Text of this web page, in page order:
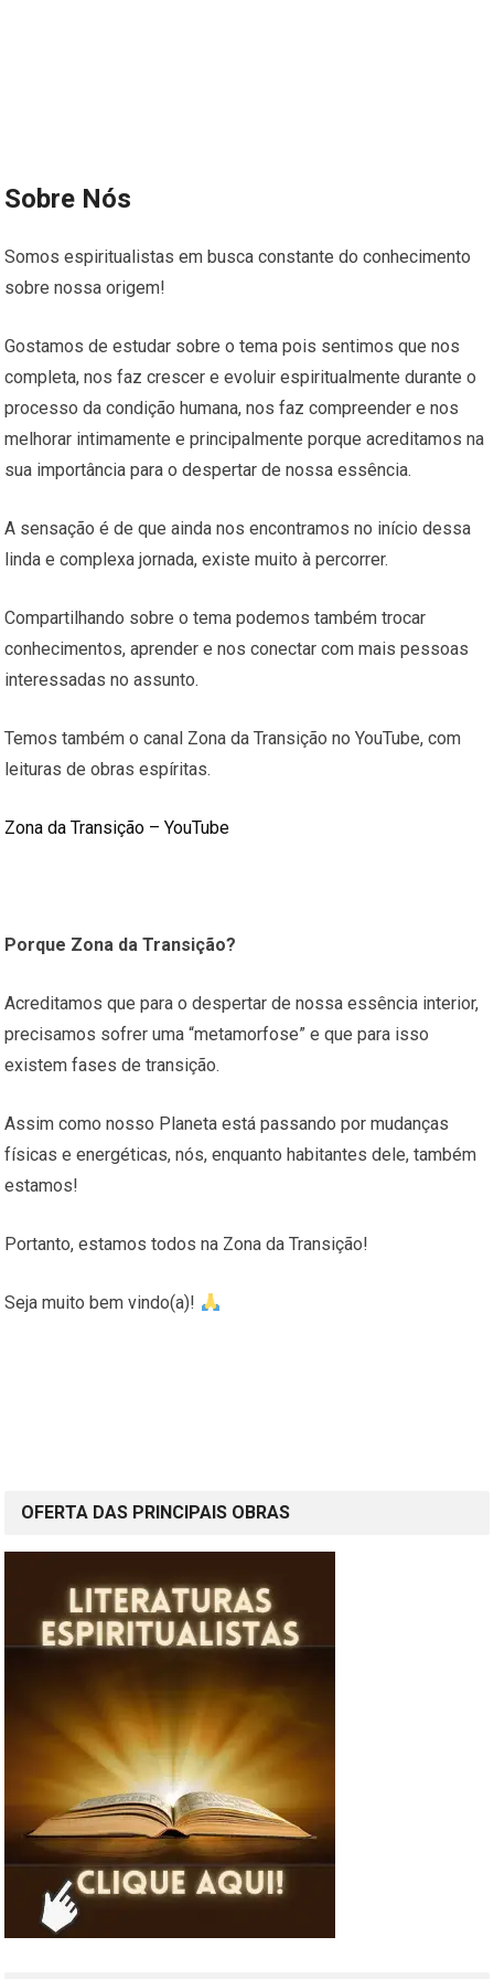
Sobre Nós
Somos espiritualistas em busca constante do conhecimento
sobre nossa origem!
Gostamos de estudar sobre o tema pois sentimos que nos
completa, nos faz crescer e evoluir espiritualmente durante o
processo da condição humana, nos faz compreender e nos
melhorar intimamente e principalmente porque acreditamos na
sua importância para o despertar de nossa essência.
A sensação é de que ainda nos encontramos no início dessa
linda e complexa jornada, existe muito à percorrer.
Compartilhando sobre o tema podemos também trocar
conhecimentos, aprender e nos conectar com mais pessoas
interessadas no assunto.
Temos também o canal Zona da Transição no YouTube, com
leituras de obras espíritas.
Zona da Transição – YouTube
Porque Zona da Transição?
Acreditamos que para o despertar de nossa essência interior,
precisamos sofrer uma “metamorfose” e que para isso
existem fases de transição.
Assim como nosso Planeta está passando por mudanças
físicas e energéticas, nós, enquanto habitantes dele, também
estamos!
Portanto, estamos todos na Zona da Transição!
Seja muito bem vindo(a)!
OFERTA DAS PRINCIPAIS OBRAS